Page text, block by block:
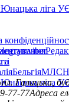
Юнацька ліга
viber
БельгіяМЛС
Юнацька ліга
пл. Галицька,
77-77Адреса